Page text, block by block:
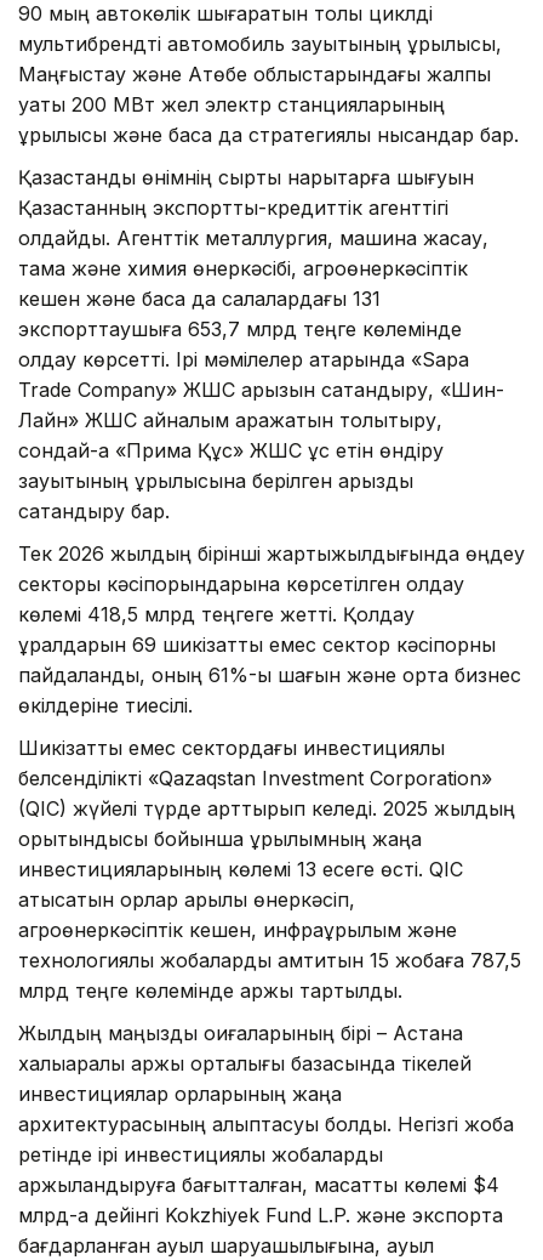
90 мың автокөлік шығаратын толық циклді
мультибрендті автомобиль зауытының құрылысы,
Маңғыстау және Ақтөбе облыстарындағы жалпы
қуаты 200 МВт жел электр станцияларының
құрылысы және басқа да стратегиялық нысандар бар.
Қазақстандық өнімнің сыртқы нарықтарға шығуын
Қазақстанның экспорттық-кредиттік агенттігі
қолдайды. Агенттік металлургия, машина жасау,
тамақ және химия өнеркәсібі, агроөнеркәсіптік
кешен және басқа да салалардағы 131
экспорттаушыға 653,7 млрд теңге көлемінде
қолдау көрсетті. Ірі мәмілелер қатарында «Sapa
Trade Company» ЖШС қарызын сақтандыру, «Шин-
Лайн» ЖШС айналым қаражатын толықтыру,
сондай-ақ «Прима Құс» ЖШС құс етін өндіру
зауытының құрылысына берілген қарызды
сақтандыру бар.
Тек 2026 жылдың бірінші жартыжылдығында өңдеу
секторы кәсіпорындарына көрсетілген қолдау
көлемі 418,5 млрд теңгеге жетті. Қолдау
құралдарын 69 шикізаттық емес сектор кәсіпорны
пайдаланды, оның 61%-ы шағын және орта бизнес
өкілдеріне тиесілі.
Шикізаттық емес сектордағы инвестициялық
белсенділікті «Qazaqstan Investment Corporation»
(QIC) жүйелі түрде арттырып келеді. 2025 жылдың
қорытындысы бойынша құрылымның жаңа
инвестицияларының көлемі 13 есеге өсті. QIC
қатысатын қорлар арқылы өнеркәсіп,
агроөнеркәсіптік кешен, инфрақұрылым және
технологиялық жобаларды қамтитын 15 жобаға 787,5
млрд теңге көлемінде қаржы тартылды.
Жылдың маңызды оқиғаларының бірі – Астана
халықаралық қаржы орталығы базасында тікелей
инвестициялар қорларының жаңа
архитектурасының қалыптасуы болды. Негізгі жоба
ретінде ірі инвестициялық жобаларды
қаржыландыруға бағытталған, мақсатты көлемі $4
млрд-қа дейінгі Kokzhiyek Fund L.P. және экспортқа
бағдарланған ауыл шаруашылығына, ауыл